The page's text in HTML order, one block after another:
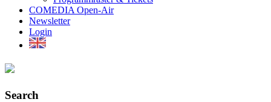
COMEDIA Open-Air
Newsletter
Login
Search